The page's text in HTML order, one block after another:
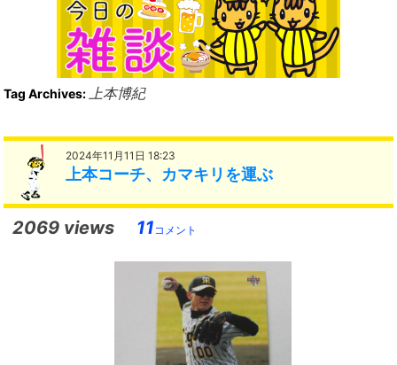
Tag Archives: 上本博紀
2024年11月11日 18:23
上本コーチ、カマキリを運ぶ
2069 views 11コメント